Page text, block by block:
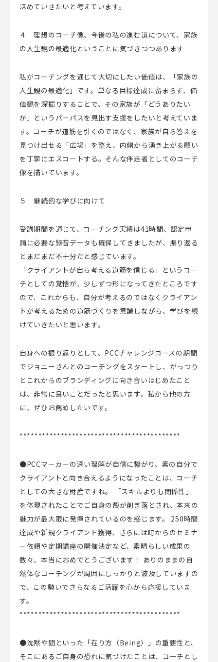
深めていきたいと考えています。
４ 理想のコーチ像、今後の私の進む道について、家族
の人生観の最適化ということに気づきつつあります
私がコーチングを通じて大切にしたい価値は、「家族の
人生観の最適化」です。単なる目標達成に留まらず、価
値観を深掘りすることで、その家族が「どうありたい
か」というパーパスを見出す支援をしたいと考えていま
す。コーチが道筋を引くのではなく、家族が自ら答えを
見つけ出せる「広場」を整え、内側から湧き上がる願い
を丁寧にエスコートする。そんな伴走者としてのコーチ
像を描いています。
５ 継続的な学びに向けて
受講期間を通じて、コーチング実績は41時間、認定申
請に必要な録音データも確保してきましたが、振り返る
とまだまだ不十分だと感じています。
「クライアントが自ら考える道筋を信じる」というコー
チとしての覚悟が、少しずつ形になってきたところです
ので、これからも、自分が考えるのではなくクライアン
トが考えるための道筋づくりを意識しながら、学びを続
けていきたいと思います。
自身への振り返りとして、PCCチャレンジコースの期間
でジョニーさんとのコーチングをスタートし、がっつり
とこれからのブランディングに向き合いはじめたこと
は、非常に良いことだったと思います。私から他の方
に、ぜひお薦めしたいです。
*******************************************
●PCCマーカーの深い理解が自信に繋がり、素の自分で
クライアントと向き合えるようになったことは、コーチ
としての大きな財産ですね。 「スキルよりも関係性」
を体現されたことでご自身の殻が削ぎ落とされ、本来の
魅力が最大限に発揮されているのを感じます。 250時間
達成や新規クライアント獲得、さらには町からのセミナ
ー依頼や定期講座の開催決定など、素晴らしい成果の
数々、本当におめでとうございます！ ありのままの自
然体なコーチングが周囲にしっかりと波及していますの
で、この勢いでさらなるご活躍を心から応援していま
す。
*******************************************
●沈黙や間といった「在り方（Being）」の重要性と、
そこにあるご自身の恐れに気づけたことは、コーチとし